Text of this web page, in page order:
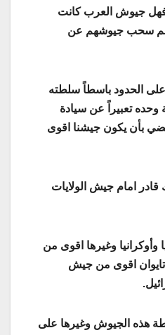
فهل جيوش العرب كانت
سحب جيوشهم عن
الحدود باسطاً سلطته
وحده تعبيراً عن سيادة
يقضي بأن يكون جيشنا اقوى
امام جيش الولايات
وأوكرانيا وغيرها اقوى من
اقوى من جيش
هذه الجيوش وغيرها على